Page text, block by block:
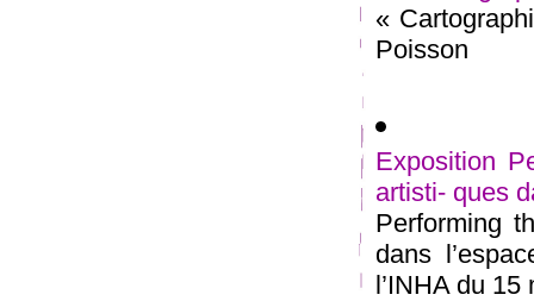
«
Poisson
Exposition
artisti- ques
Performing
dans
l’INHA du 15